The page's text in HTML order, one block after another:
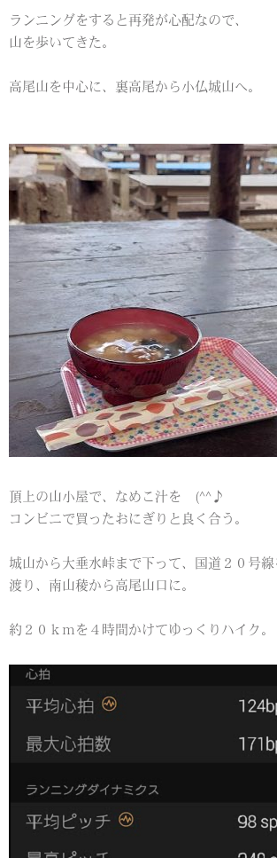
ランニングをすると再発が心配なので、
山を歩いてきた。
高尾山を中心に、裏高尾から小仏城山へ。
頂上の山小屋で、なめこ汁を (^^♪
コンビニで買ったおにぎりと良く合う。
城山から大垂水峠まで下って、国道２０号線
渡り、南山稜から高尾山口に。
約２０ｋｍを４時間かけてゆっくりハイク。